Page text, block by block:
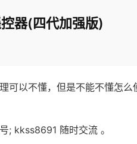
器(四代加强版)
可以不懂，但是不能不懂怎么
; kkss8691 随时交流 。